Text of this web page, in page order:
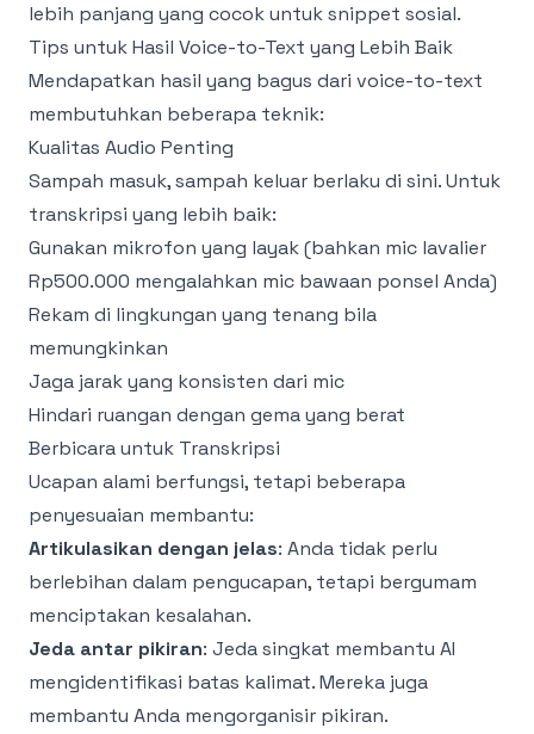
lebih panjang yang cocok untuk snippet sosial.
Tips untuk Hasil Voice-to-Text yang Lebih Baik
Mendapatkan hasil yang bagus dari voice-to-text
membutuhkan beberapa teknik:
Kualitas Audio Penting
Sampah masuk, sampah keluar berlaku di sini. Untuk
transkripsi yang lebih baik:
Gunakan mikrofon yang layak (bahkan mic lavalier
Rp500.000 mengalahkan mic bawaan ponsel Anda)
Rekam di lingkungan yang tenang bila
memungkinkan
Jaga jarak yang konsisten dari mic
Hindari ruangan dengan gema yang berat
Berbicara untuk Transkripsi
Ucapan alami berfungsi, tetapi beberapa
penyesuaian membantu:
Artikulasikan dengan jelas: Anda tidak perlu
berlebihan dalam pengucapan, tetapi bergumam
menciptakan kesalahan.
Jeda antar pikiran: Jeda singkat membantu AI
mengidentifikasi batas kalimat. Mereka juga
membantu Anda mengorganisir pikiran.